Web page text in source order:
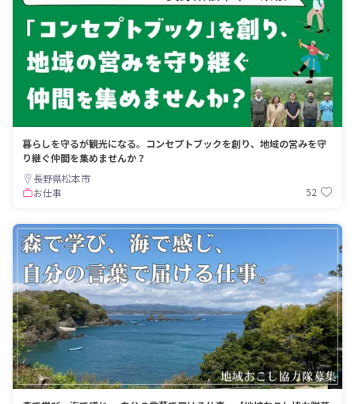
暮らしを守るが観光になる。コンセプトブックを創り、地域の営みを守
り継ぐ仲間を集めませんか？
長野県松本市
お仕事
52